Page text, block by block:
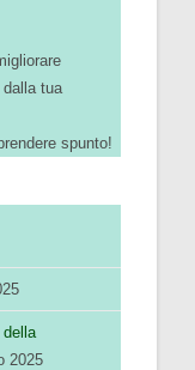
dalla tua
spunto!
della
2025